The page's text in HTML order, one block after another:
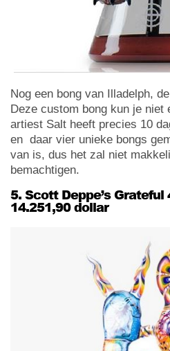
Nog een bong van Illadelph,
Deze custom bong kun je niet
artiest Salt heeft precies 10
en daar vier unieke bongs
van is, dus het zal niet
bemachtigen.
5. Scott Deppe’s Grateful
14.251,90 dollar